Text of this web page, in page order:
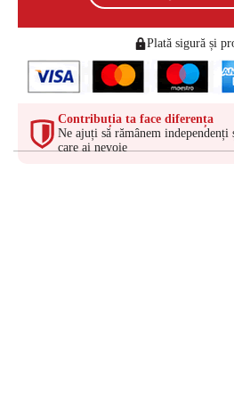
Plată sigură și
Contribuția ta face diferența
Ne ajuți să rămânem
care ai nevoie